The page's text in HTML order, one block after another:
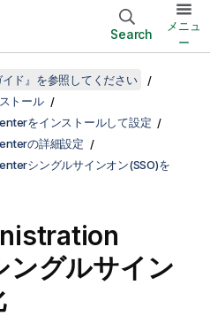
Search
メニュ
ー
ド』を参照してください
トール
をインストールして設定
の詳細設定
シングルサインオン(SSO)を
ングルサイン